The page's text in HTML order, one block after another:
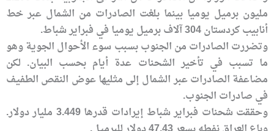
مليون برميل يوميا بينما بلغت الصادرات من الشمال عبر خط
أنابيب كردستان 304 آلاف برميل يوميا في فبراير شباط.
وتضررت الصادرات من الجنوب بسبب سوء الأحوال الجوية وهو
ما تسبب في تأخير الشحنات عدة أيام بحسب البيان. لكن
مضاعفة الصادرات عبر الشمال إلى مثليها عوض النقص الطفيف
في صادرات الجنوب.
وحققت شحنات فبراير شباط إيرادات قدرها 3.449 مليار دولار.